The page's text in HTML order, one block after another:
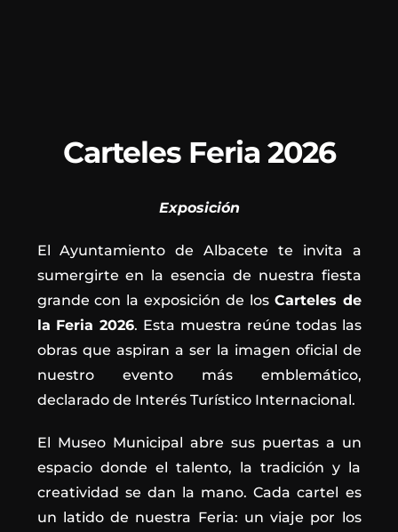
Carteles Feria 2026
Exposición
El Ayuntamiento de Albacete te invita a
sumergirte en la esencia de nuestra fiesta
grande con la exposición de los Carteles de
la Feria 2026. Esta muestra reúne todas las
obras que aspiran a ser la imagen oficial de
nuestro evento más emblemático,
declarado de Interés Turístico Internacional.
El Museo Municipal abre sus puertas a un
espacio donde el talento, la tradición y la
creatividad se dan la mano. Cada cartel es
un latido de nuestra Feria: un viaje por los